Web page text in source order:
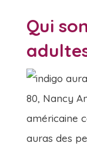
Qui
80, Nancy
américaine
auras des